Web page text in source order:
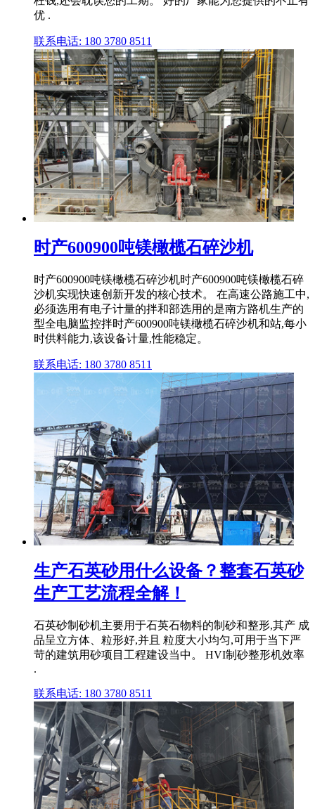
优 .
联系电话: 180 3780 8511
时产600900吨镁橄榄石碎沙机
时产600900吨镁橄榄石碎沙机时产600900吨镁橄榄石碎
沙机实现快速创新开发的核心技术。 在高速公路施工中,
必须选用有电子计量的拌和部选用的是南方路机生产的
型全电脑监控拌时产600900吨镁橄榄石碎沙机和站,每小
时供料能力,该设备计量,性能稳定。
联系电话: 180 3780 8511
生产石英砂用什么设备？整套石英砂
生产工艺流程全解！
石英砂制砂机主要用于石英石物料的制砂和整形,其产 成
品呈立方体、粒形好,并且 粒度大小均匀,可用于当下严
苛的建筑用砂项目工程建设当中。 HVI制砂整形机效率
.
联系电话: 180 3780 8511